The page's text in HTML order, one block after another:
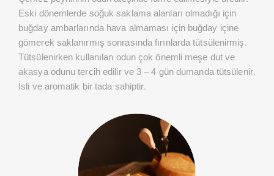
Eski dönemlerde soğuk saklama alanları olmadığı için
buğday ambarlarında hava almaması için buğday içine
gömerek saklanırmış sonrasında fırınlarda tütsülenirmiş.
Tütsülenirken kullanılan odun çok önemli meşe dut ve
akasya odunu tercih edilir ve 3 – 4 gün dumanda tütsülenir.
İsli ve aromatik bir tada sahiptir.